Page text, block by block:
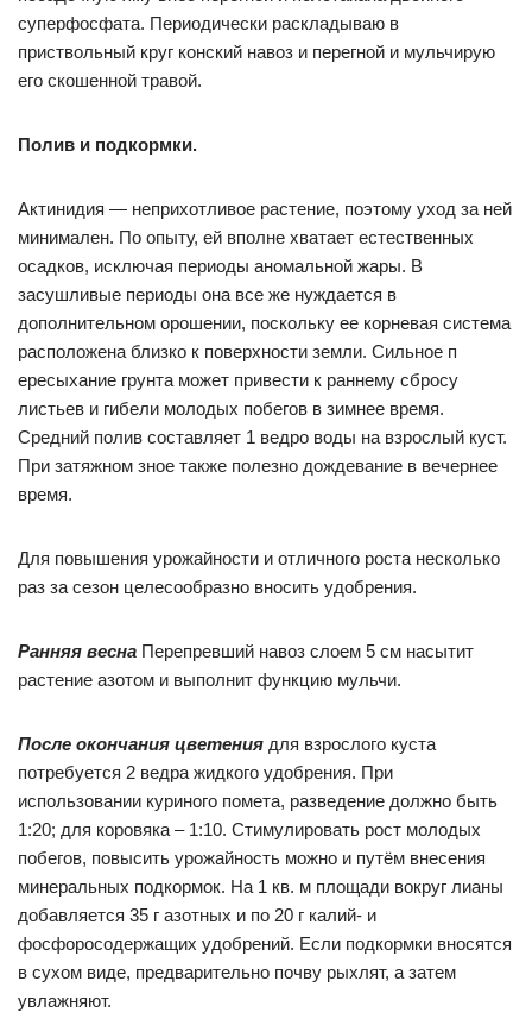
суперфосфата. Периодически раскладываю в
приствольный круг конский навоз и перегной и мульчирую
его скошенной травой.
Полив и подкормки.
Актинидия — неприхотливое растение, поэтому уход за ней
минимален. По опыту, ей вполне хватает естественных
осадков, исключая периоды аномальной жары. В
засушливые периоды она все же нуждается в
дополнительном орошении, поскольку ее корневая система
расположена близко к поверхности земли. Сильное п
ересыхание грунта может привести к раннему сбросу
листьев и гибели молодых побегов в зимнее время.
Средний полив составляет 1 ведро воды на взрослый куст.
При затяжном зное также полезно дождевание в вечернее
время.
Для повышения урожайности и отличного роста несколько
раз за сезон целесообразно вносить удобрения.
Ранняя весна Перепревший навоз слоем 5 см насытит
растение азотом и выполнит функцию мульчи.
После окончания цветения для взрослого куста
потребуется 2 ведра жидкого удобрения. При
использовании куриного помета, разведение должно быть
1:20; для коровяка – 1:10. Стимулировать рост молодых
побегов, повысить урожайность можно и путём внесения
минеральных подкормок. На 1 кв. м площади вокруг лианы
добавляется 35 г азотных и по 20 г калий- и
фосфоросодержащих удобрений. Если подкормки вносятся
в сухом виде, предварительно почву рыхлят, а затем
увлажняют.